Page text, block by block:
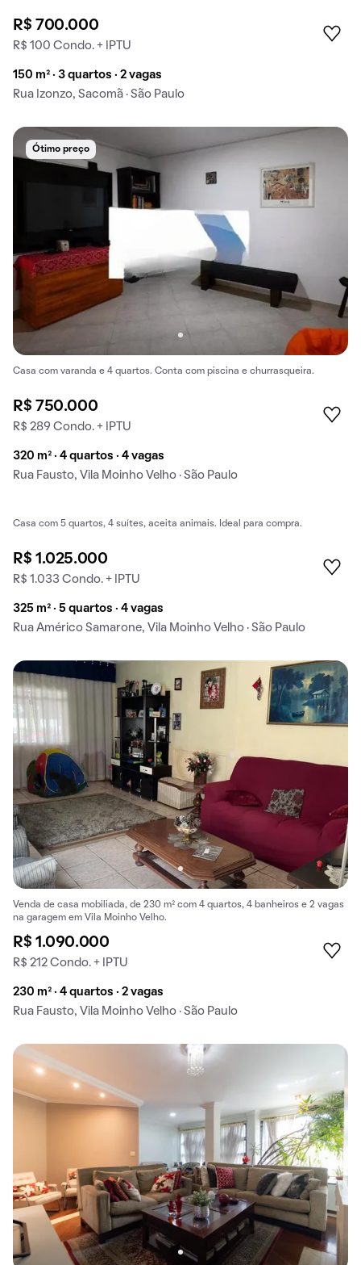
R$ 700.000
R$ 100 Condo. + IPTU
150 m² · 3 quartos · 2 vagas
Rua Izonzo, Sacomã · São Paulo
Ótimo preço
Casa com varanda e 4 quartos. Conta com piscina e churrasqueira.
R$ 750.000
R$ 289 Condo. + IPTU
320 m² · 4 quartos · 4 vagas
Rua Fausto, Vila Moinho Velho · São Paulo
Casa com 5 quartos, 4 suítes, aceita animais. Ideal para compra.
R$ 1.025.000
R$ 1.033 Condo. + IPTU
325 m² · 5 quartos · 4 vagas
Rua Américo Samarone, Vila Moinho Velho · São Paulo
Venda de casa mobiliada, de 230 m² com 4 quartos, 4 banheiros e 2 vagas
na garagem em Vila Moinho Velho.
R$ 1.090.000
R$ 212 Condo. + IPTU
230 m² · 4 quartos · 2 vagas
Rua Fausto, Vila Moinho Velho · São Paulo